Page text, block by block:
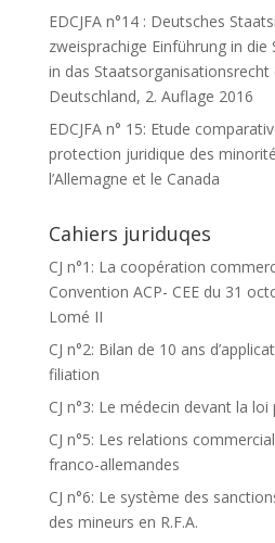
EDCJFA n°14 : Deutsches
zweisprachige Einführung in die
in das Staatsorganisationsrecht
Deutschland, 2. Auflage 2016
EDCJFA n° 15: Etude
protection juridique des
l’Allemagne et le Canada
Cahiers juriduqes
CJ n°1: La coopération
Convention ACP- CEE du 31
Lomé II
CJ n°2: Bilan de 10 ans
filiation
CJ n°3: Le médecin devant la loi
CJ n°5: Les relations
franco-allemandes
CJ n°6: Le système des
des mineurs en R.F.A.